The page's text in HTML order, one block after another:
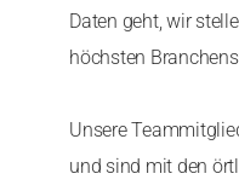
Daten geht, wir
höchsten
Unsere
und sind mit den